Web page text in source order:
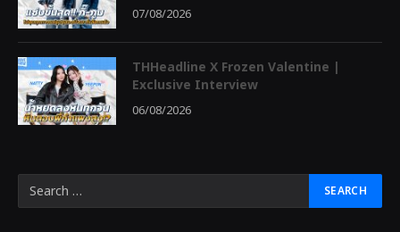
07/08/2026
THHeadline X Frozen Valentine |
Exclusive Interview
06/08/2026